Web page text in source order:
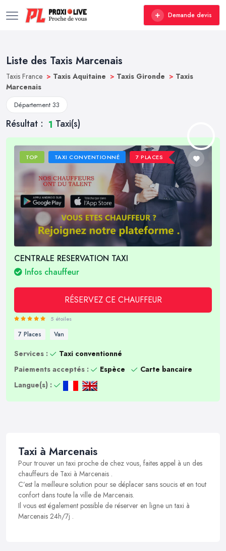
Demande devis
Liste des Taxis Marcenais
Taxis France > Taxis Aquitaine > Taxis Gironde > Taxis
Marcenais
Département 33
Résultat : 1 Taxi(s)
TOP TAXI CONVENTIONNÉ 7 PLACES
CENTRALE RESERVATION TAXI
Infos chauffeur
RÉSERVEZ CE CHAUFFEUR
5 étoiles
7 Places Van
Services :
Taxi conventionné
Paiements acceptés :
Espèce
Carte bancaire
Langue(s) :
Taxi à Marcenais
Pour trouver un taxi proche de chez vous, faites appel à un des
chauffeurs de Taxi à Marcenais .
C’est la meilleure solution pour se déplacer sans soucis et en tout
confort dans toute la ville de Marcenais.
Il vous est également possible de réserver en ligne un taxi à
Marcenais 24h/7j .